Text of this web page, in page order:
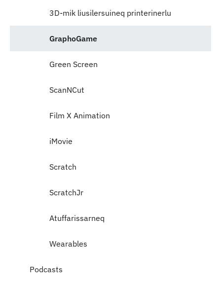
3D-mik liusilersuineq printerinerlu
GraphoGame
Green Screen
ScanNCut
Film X Animation
iMovie
Scratch
ScratchJr
Atuffarissarneq
Wearables
Podcasts